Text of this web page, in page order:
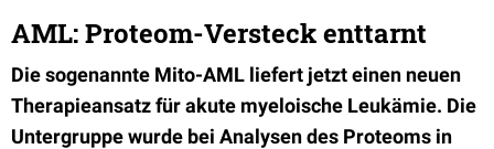
AML: Proteom-Versteck enttarnt
Die sogenannte Mito-AML liefert jetzt einen neuen
Therapieansatz für akute myeloische Leukämie. Die
Untergruppe wurde bei Analysen des Proteoms in